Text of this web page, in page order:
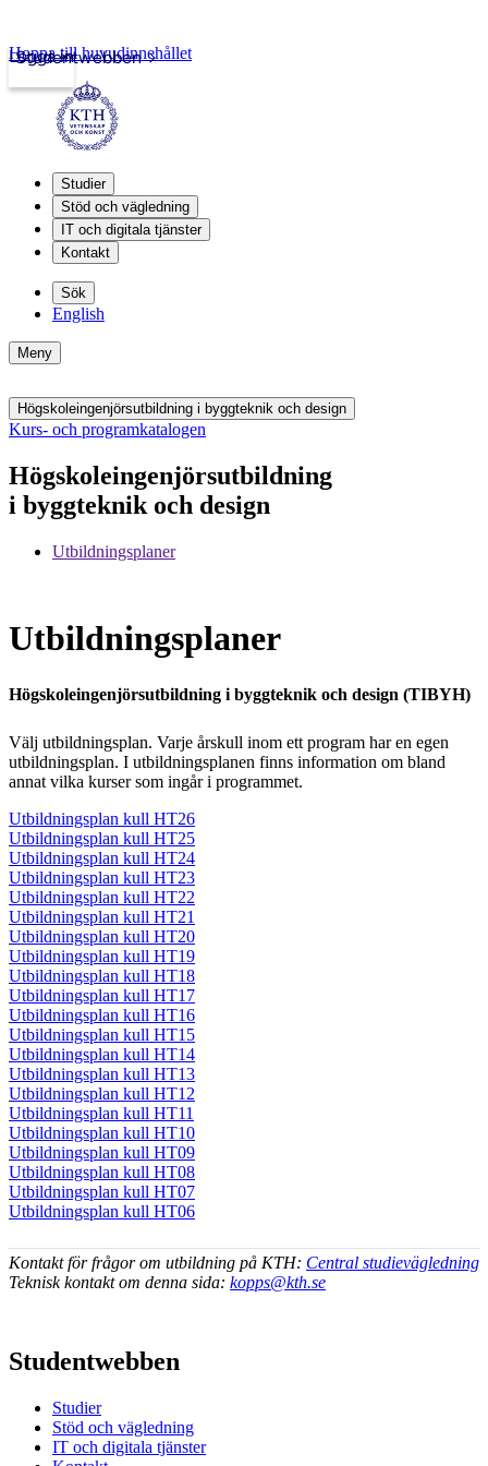
Studentwebben
Logga in
Hoppa till huvudinnehållet
Studier
Stöd och vägledning
IT och digitala tjänster
Kontakt
Sök
English
Meny
Högskoleingenjörsutbildning i byggteknik och design
Kurs- och programkatalogen
Högskoleingenjörsutbildning
i byggteknik och design
Utbildningsplaner
Utbildningsplaner
Högskoleingenjörsutbildning i byggteknik och design (TIBYH)
Välj utbildningsplan. Varje årskull inom ett program har en egen
utbildningsplan. I utbildningsplanen finns information om bland
annat vilka kurser som ingår i programmet.
Utbildningsplan kull HT26
Utbildningsplan kull HT25
Utbildningsplan kull HT24
Utbildningsplan kull HT23
Utbildningsplan kull HT22
Utbildningsplan kull HT21
Utbildningsplan kull HT20
Utbildningsplan kull HT19
Utbildningsplan kull HT18
Utbildningsplan kull HT17
Utbildningsplan kull HT16
Utbildningsplan kull HT15
Utbildningsplan kull HT14
Utbildningsplan kull HT13
Utbildningsplan kull HT12
Utbildningsplan kull HT11
Utbildningsplan kull HT10
Utbildningsplan kull HT09
Utbildningsplan kull HT08
Utbildningsplan kull HT07
Utbildningsplan kull HT06
Kontakt för frågor om utbildning på KTH: Central studievägledning
Teknisk kontakt om denna sida: kopps@kth.se
Studentwebben
Studier
Stöd och vägledning
IT och digitala tjänster